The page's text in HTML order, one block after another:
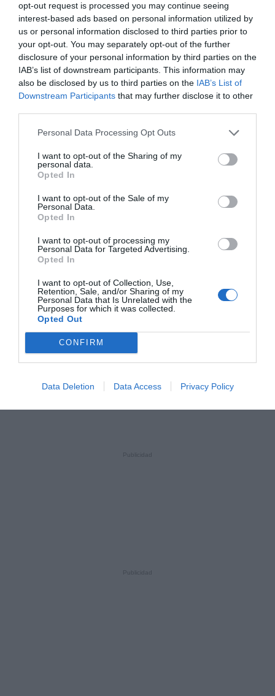
opt-out request is processed you may continue seeing
interest-based ads based on personal information utilized by
us or personal information disclosed to third parties prior to
your opt-out. You may separately opt-out of the further
disclosure of your personal information by third parties on the
IAB’s list of downstream participants. This information may
also be disclosed by us to third parties on the IAB’s List of
Downstream Participants that may further disclose it to other
Personal Data Processing Opt Outs
I want to opt-out of the Sharing of my
personal data.
Opted In
I want to opt-out of the Sale of my
Personal Data.
Opted In
I want to opt-out of processing my
Personal Data for Targeted Advertising.
Opted In
I want to opt-out of Collection, Use,
Retention, Sale, and/or Sharing of my
Personal Data that Is Unrelated with the
Purposes for which it was collected.
Opted Out
CONFIRM
Data Deletion Data Access Privacy Policy